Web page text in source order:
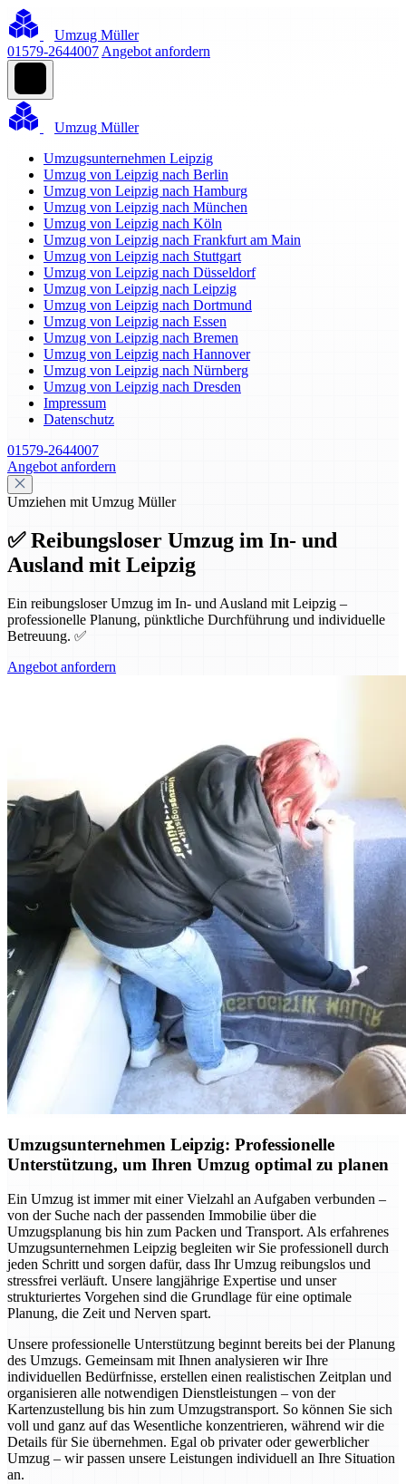
Umzug Müller
01579-2644007 Angebot anfordern
Umzug Müller
Umzugsunternehmen Leipzig
Umzug von Leipzig nach Berlin
Umzug von Leipzig nach Hamburg
Umzug von Leipzig nach München
Umzug von Leipzig nach Köln
Umzug von Leipzig nach Frankfurt am Main
Umzug von Leipzig nach Stuttgart
Umzug von Leipzig nach Düsseldorf
Umzug von Leipzig nach Leipzig
Umzug von Leipzig nach Dortmund
Umzug von Leipzig nach Essen
Umzug von Leipzig nach Bremen
Umzug von Leipzig nach Hannover
Umzug von Leipzig nach Nürnberg
Umzug von Leipzig nach Dresden
Impressum
Datenschutz
01579-2644007
Angebot anfordern
Umziehen mit Umzug Müller
✅ Reibungsloser Umzug im In- und
Ausland mit Leipzig
Ein reibungsloser Umzug im In- und Ausland mit Leipzig –
professionelle Planung, pünktliche Durchführung und individuelle
Betreuung. ✅
Angebot anfordern
Umzugsunternehmen Leipzig: Professionelle
Unterstützung, um Ihren Umzug optimal zu planen
Ein Umzug ist immer mit einer Vielzahl an Aufgaben verbunden –
von der Suche nach der passenden Immobilie über die
Umzugsplanung bis hin zum Packen und Transport. Als erfahrenes
Umzugsunternehmen Leipzig begleiten wir Sie professionell durch
jeden Schritt und sorgen dafür, dass Ihr Umzug reibungslos und
stressfrei verläuft. Unsere langjährige Expertise und unser
strukturiertes Vorgehen sind die Grundlage für eine optimale
Planung, die Zeit und Nerven spart.
Unsere professionelle Unterstützung beginnt bereits bei der Planung
des Umzugs. Gemeinsam mit Ihnen analysieren wir Ihre
individuellen Bedürfnisse, erstellen einen realistischen Zeitplan und
organisieren alle notwendigen Dienstleistungen – von der
Kartenzustellung bis hin zum Umzugstransport. So können Sie sich
voll und ganz auf das Wesentliche konzentrieren, während wir die
Details für Sie übernehmen. Egal ob privater oder gewerblicher
Umzug – wir passen unsere Leistungen individuell an Ihre Situation
an.